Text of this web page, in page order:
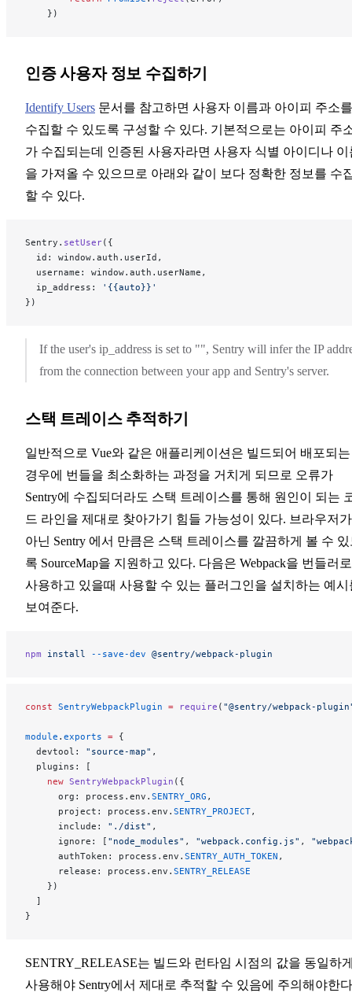
    })
인증 사용자 정보 수집하기
Identify Users 문서를 참고하면 사용자 이름과 아이피 주소를
수집할 수 있도록 구성할 수 있다. 기본적으로는 아이피 주
가 수집되는데 인증된 사용자라면 사용자 식별 아이디나 이
을 가져올 수 있으므로 아래와 같이 보다 정확한 정보를 수
할 수 있다.
Sentry. setUser({
  id: window.auth.userId,
  username: window.auth.userName,
  ip_address:
'{{auto}}'
})
If the user's ip_address is set to "", Sentry will infer the IP
from the connection between your app and Sentry's server.
스택 트레이스 추적하기
일반적으로 Vue와 같은 애플리케이션은 빌드되어 배포되는
경우에 번들을 최소화하는 과정을 거치게 되므로 오류가
Sentry에 수집되더라도 스택 트레이스를 통해 원인이 되는
드 라인을 제대로 찾아가기 힘들 가능성이 있다. 브라우저가
아닌 Sentry 에서 만큼은 스택 트레이스를 깔끔하게 볼 수
록 SourceMap을 지원하고 있다. 다음은 Webpack을 번들러
사용하고 있을때 사용할 수 있는 플러그인을 설치하는 예시
보여준다.
npm install --save-dev @sentry/webpack-plugin
const SentryWebpackPlugin = require ( "@sentry/webpack-
module . exports = {
  devtool:
"source-map" ,
  plugins: [
    new
SentryWebpackPlugin ({
      org: process.env.
SENTRY_ORG ,
      project: process.env.
SENTRY_PROJECT,
      include:
"./dist" ,
      ignore: [
"node_modules" , "webpack.config.js" ,
      authToken: process.env.
SENTRY_AUTH_TOKEN ,
      release: process.env.
SENTRY_RELEASE
    })
  ]
}
SENTRY_RELEASE는 빌드와 런타임 시점의 값을 동일하
사용해야 Sentry에서 제대로 추적할 수 있음에 주의해야한